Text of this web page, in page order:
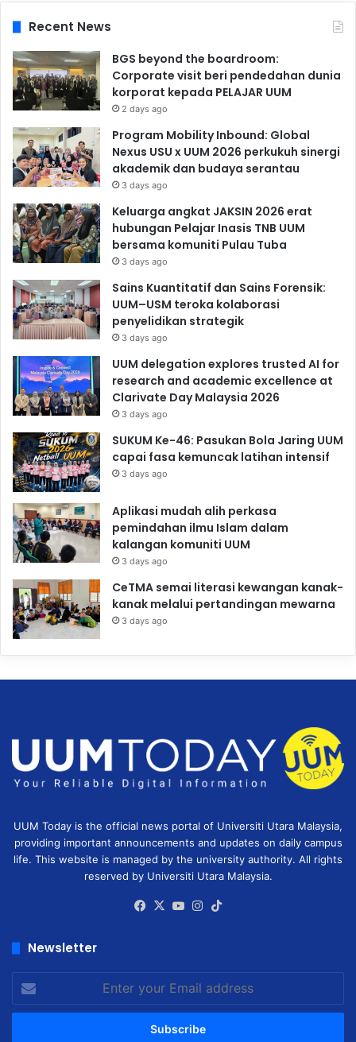
Recent News
BGS beyond the boardroom:
Corporate visit beri pendedahan dunia
korporat kepada PELAJAR UUM
2 days ago
Program Mobility Inbound: Global
Nexus USU x UUM 2026 perkukuh sinergi
akademik dan budaya serantau
3 days ago
Keluarga angkat JAKSIN 2026 erat
hubungan Pelajar Inasis TNB UUM
bersama komuniti Pulau Tuba
3 days ago
Sains Kuantitatif dan Sains Forensik:
UUM–USM teroka kolaborasi
penyelidikan strategik
3 days ago
UUM delegation explores trusted AI for
research and academic excellence at
Clarivate Day Malaysia 2026
3 days ago
SUKUM Ke-46: Pasukan Bola Jaring UUM
capai fasa kemuncak latihan intensif
3 days ago
Aplikasi mudah alih perkasa
pemindahan ilmu Islam dalam
kalangan komuniti UUM
3 days ago
CeTMA semai literasi kewangan kanak-
kanak melalui pertandingan mewarna
3 days ago
UUM Today is the official news portal of Universiti Utara Malaysia,
providing important announcements and updates on daily campus
life. This website is managed by the university authority. All rights
reserved by Universiti Utara Malaysia.
Facebook
X YouTubeInstagram
Newsletter
Enter
your
Email